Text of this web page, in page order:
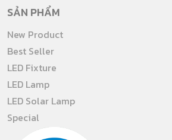
SẢN PHẨM
New Product
Best Seller
LED Fixture
LED Lamp
LED Solar Lamp
Special